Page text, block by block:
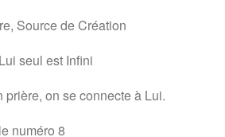
Source de Création
seul est Infini
on se connecte à Lui.
numéro 8